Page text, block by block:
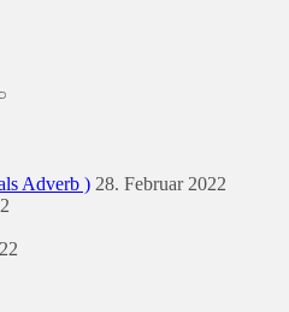
Adverb ) 28. Februar 2022